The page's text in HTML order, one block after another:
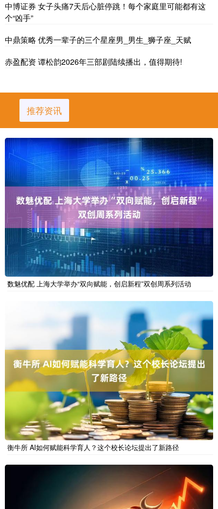
中博证券 女子头痛7天后心脏停跳！每个家庭里可能都有这
个“凶手”
中鼎策略 优秀一辈子的三个星座男_男生_狮子座_天赋
赤盈配资 谭松韵2026年三部剧陆续播出，值得期待!
推荐资讯
数魅优配 上海大学举办“双向赋能，创启新程”双创周系列活动
衡牛所 AI如何赋能科学育人？这个校长论坛提出了新路径